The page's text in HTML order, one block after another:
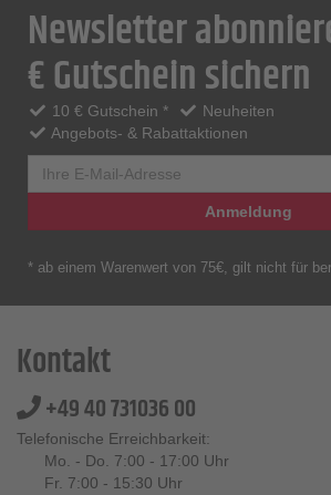
Newsletter
€ Gutschein sichern
10 € Gutschein *
Neuheiten
Angebots- & Rabattaktionen
Anmeldung
* ab einem Warenwert von 75€, gilt nicht für
Kontakt
+49 40 731036 00
Telefonische Erreichbarkeit:
Mo. - Do. 7:00 - 17:00 Uhr
Fr. 7:00 - 15:30 Uhr